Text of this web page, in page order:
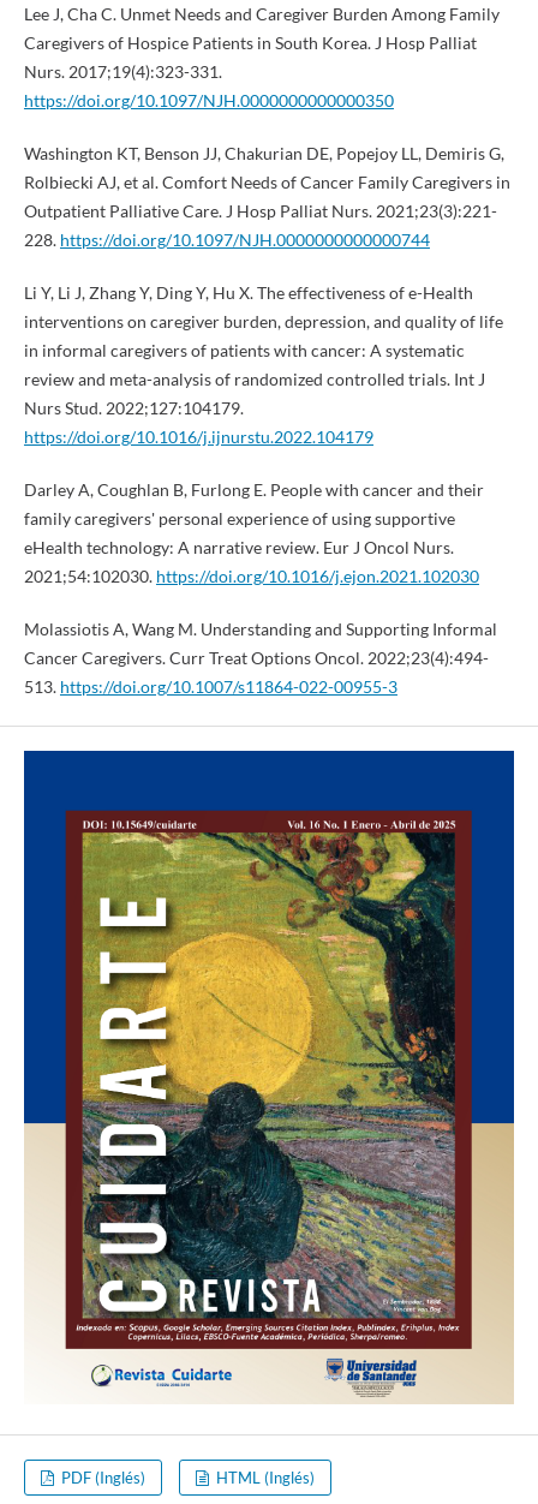
Lee J, Cha C. Unmet Needs and Caregiver Burden Among Family
Caregivers of Hospice Patients in South Korea. J Hosp Palliat
Nurs. 2017;19(4):323-331.
https://doi.org/10.1097/NJH.0000000000000350
Washington KT, Benson JJ, Chakurian DE, Popejoy LL, Demiris G,
Rolbiecki AJ, et al. Comfort Needs of Cancer Family Caregivers in
Outpatient Palliative Care. J Hosp Palliat Nurs. 2021;23(3):221-
228. https://doi.org/10.1097/NJH.0000000000000744
Li Y, Li J, Zhang Y, Ding Y, Hu X. The effectiveness of e-Health
interventions on caregiver burden, depression, and quality of life
in informal caregivers of patients with cancer: A systematic
review and meta-analysis of randomized controlled trials. Int J
Nurs Stud. 2022;127:104179.
https://doi.org/10.1016/j.ijnurstu.2022.104179
Darley A, Coughlan B, Furlong E. People with cancer and their
family caregivers' personal experience of using supportive
eHealth technology: A narrative review. Eur J Oncol Nurs.
2021;54:102030. https://doi.org/10.1016/j.ejon.2021.102030
Molassiotis A, Wang M. Understanding and Supporting Informal
Cancer Caregivers. Curr Treat Options Oncol. 2022;23(4):494-
513. https://doi.org/10.1007/s11864-022-00955-3
PDF (Inglés) HTML (Inglés)